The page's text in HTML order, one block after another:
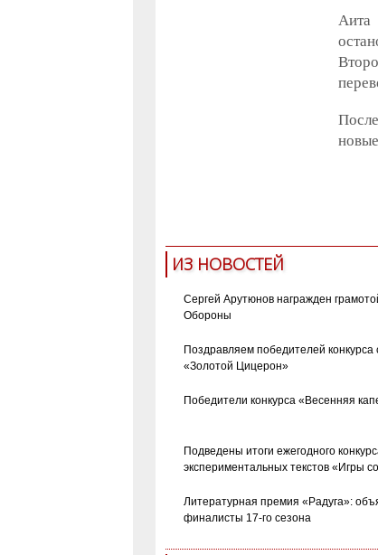
ИЗ НОВОСТЕЙ
Сергей Арутюнов награжден
Обороны
Поздравляем победителей конкурса
«Золотой Цицерон»
Победители конкурса «Весенняя
Подведены итоги ежегодного
экспериментальных текстов «Игры
Литературная премия «Радуга»:
финалисты 17-го сезона